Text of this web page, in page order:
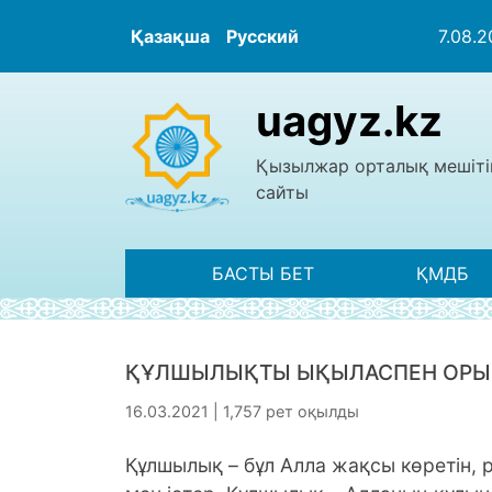
Қазақша Русский
uagyz.kz
Қызылжар орталық
сайты
БАСТЫ БЕТ ҚМДБ
ҚҰЛШЫЛЫҚТЫ ЫҚЫЛАСПЕН
16.03.2021 | 1,757 рет оқылды
Құлшылық – бұл Алла жақсы